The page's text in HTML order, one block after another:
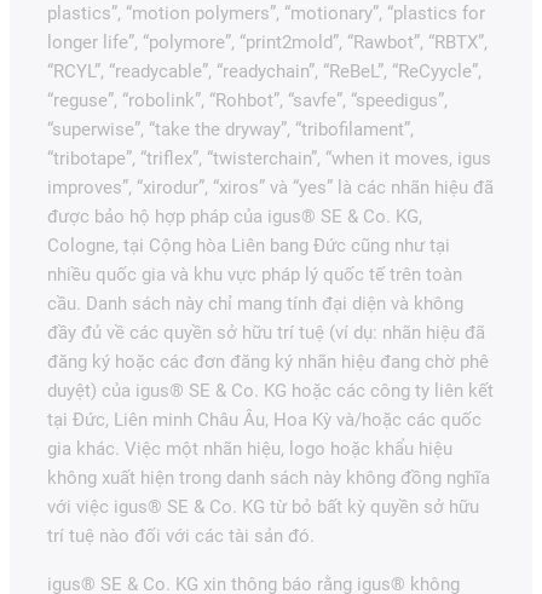
plastics”, “motion polymers”, “motionary”, “plastics for
longer life”, “polymore”, “print2mold”, “Rawbot”, “RBTX”,
“RCYL”, “readycable”, “readychain”, “ReBeL”, “ReCyycle”,
“reguse”, “robolink”, “Rohbot”, “savfe”, “speedigus”,
“superwise”, “take the dryway”, “tribofilament”,
“tribotape”, “triflex”, “twisterchain”, “when it moves, igus
improves”, “xirodur”, “xiros” và “yes” là các nhãn hiệu đã
được bảo hộ hợp pháp của igus® SE & Co. KG,
Cologne, tại Cộng hòa Liên bang Đức cũng như tại
nhiều quốc gia và khu vực pháp lý quốc tế trên toàn
cầu. Danh sách này chỉ mang tính đại diện và không
đầy đủ về các quyền sở hữu trí tuệ (ví dụ: nhãn hiệu đã
đăng ký hoặc các đơn đăng ký nhãn hiệu đang chờ phê
duyệt) của igus® SE & Co. KG hoặc các công ty liên kết
tại Đức, Liên minh Châu Âu, Hoa Kỳ và/hoặc các quốc
gia khác. Việc một nhãn hiệu, logo hoặc khẩu hiệu
không xuất hiện trong danh sách này không đồng nghĩa
với việc igus® SE & Co. KG từ bỏ bất kỳ quyền sở hữu
trí tuệ nào đối với các tài sản đó.
igus® SE & Co. KG xin thông báo rằng igus® không